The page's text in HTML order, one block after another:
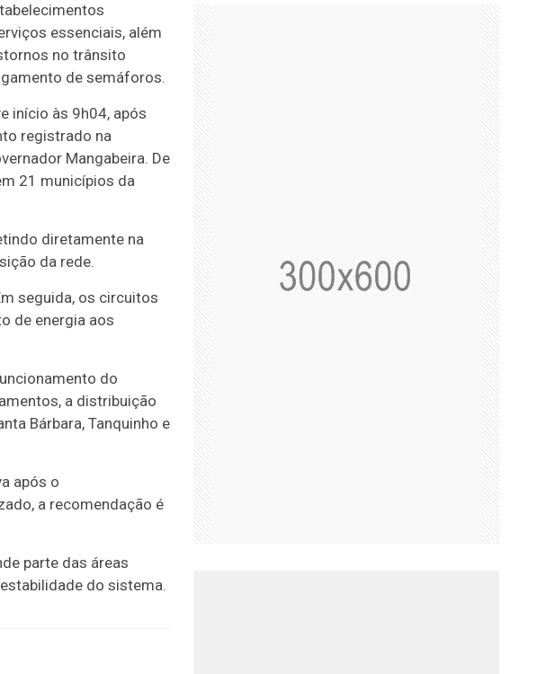
essenciais, além
no trânsito
de semáforos.
início às 9h04, após
registrado na
Mangabeira. De
21 municípios da
diretamente na
da rede.
seguida, os circuitos
de energia aos
do
a distribuição
Bárbara, Tanquinho e
após o
a recomendação é
parte das áreas
do sistema.